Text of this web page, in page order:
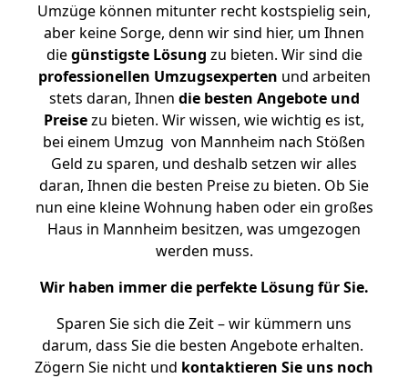
Umzüge können mitunter recht kostspielig sein,
aber keine Sorge, denn wir sind hier, um Ihnen
diegünstigste Lösung zu bieten. Wir sind die
professionellen Umzugsexperten und arbeiten
stets daran, Ihnen die besten Angebote und
Preisezu bieten. Wir wissen, wie wichtig es ist,
bei einem Umzug von Mannheim nach Stößen
Geld zu sparen, und deshalb setzen wir alles
daran, Ihnen die besten Preise zu bieten. Ob Sie
nun eine kleine Wohnung haben oder ein großes
Haus in Mannheim besitzen, was umgezogen
werden muss.
Wir haben immer die perfekte Lösung für Sie.
Sparen Sie sich die Zeit – wir kümmern uns
darum, dass Sie die besten Angebote erhalten.
Zögern Sie nicht und kontaktieren Sie uns noch